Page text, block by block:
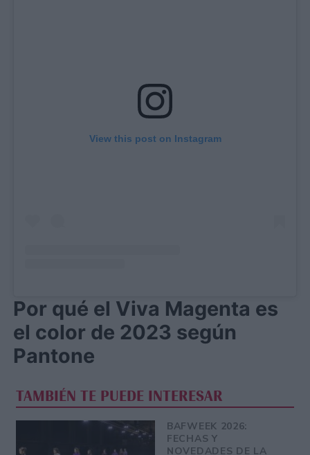
View this post on Instagram
Por qué el Viva Magenta es
el color de 2023 según
Pantone
TAMBIÉN TE PUEDE INTERESAR
BAFWEEK 2026:
FECHAS Y
NOVEDADES DE LA